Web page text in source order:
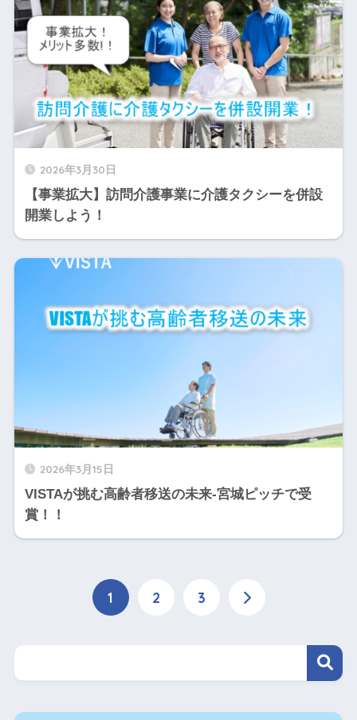
2026年3月30日
【事業拡大】訪問介護事業に介護タクシーを併設
開業しよう！
2026年3月15日
VISTAが挑む高齢者移送の未来-宮城ピッチで受
賞！！
1 2 3